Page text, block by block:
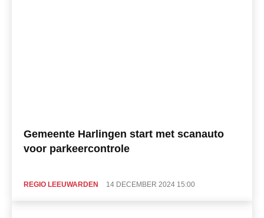
Gemeente Harlingen start met scanauto
voor parkeercontrole
REGIO LEEUWARDEN 14 DECEMBER 2024 15:00